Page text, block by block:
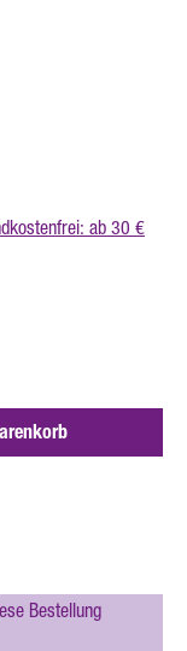
ab 30 €
Wert ein
Bestellung